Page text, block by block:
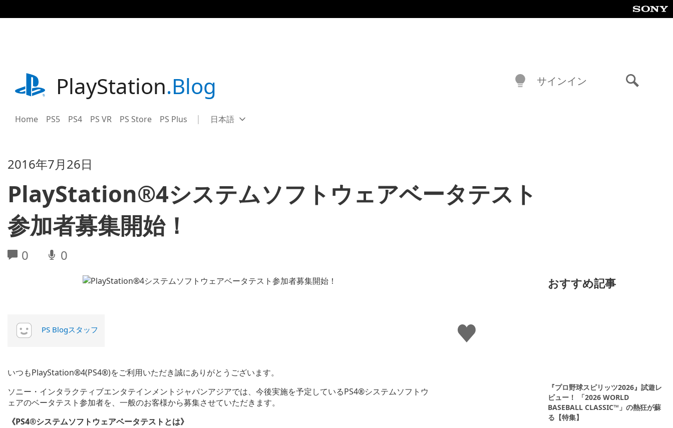
事
playstation.comPlayStation.Blog
Home PS5 PS4 PS VR PS Store PS Plus Select
Current
日本語
サインイン
2016年7月26日
PlayStation®4システムソフトウェアベータテスト
参加者募集開始！
0 0
い
い
PS Blogスタッフ
いつもPlayStation®4(PS4®)をご利用いただき誠にありがとうございます。
ソニー・インタラクティブエンタテインメントジャパンアジアでは、今後実施を予定しているPS4®システムソフトウ
ェアのベータテスト参加者を、一般のお客様から募集させていただきます。
《PS4®システムソフトウェアベータテストとは》
おすすめ記事
『プロ野球スピリッツ2026』試遊レ
ビュー！ 「2026 WORLD
BASEBALL CLASSIC™」の熱狂が蘇
る【特集】